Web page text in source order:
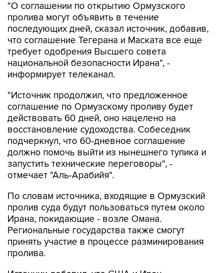
"О соглашении по открытию Ормузского
пролива могут объявить в течение
последующих дней, сказал источник, добавив,
что соглашение Тегерана и Маската все еще
требует одобрения Высшего совета
национальной безопасности Ирана", -
информирует телеканал.
"Источник продолжил, что предложенное
соглашение по Ормузскому проливу будет
действовать 60 дней, оно нацелено на
восстановление судоходства. Собеседник
подчеркнул, что 60-дневное соглашение
должно помочь выйти из нынешнего тупика и
запустить технические переговоры", -
отмечает "Аль-Арабийя".
По словам источника, входящие в Ормузский
пролив суда будут пользоваться путем около
Ирана, покидающие - возле Омана.
Региональные государства также смогут
принять участие в процессе разминирования
пролива.